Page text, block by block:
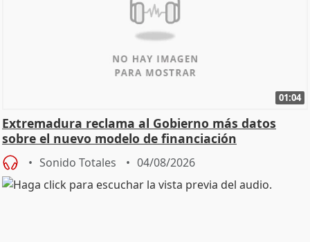
01:04
Extremadura reclama al Gobierno más datos
sobre el nuevo modelo de financiación
Sonido Totales 04/08/2026